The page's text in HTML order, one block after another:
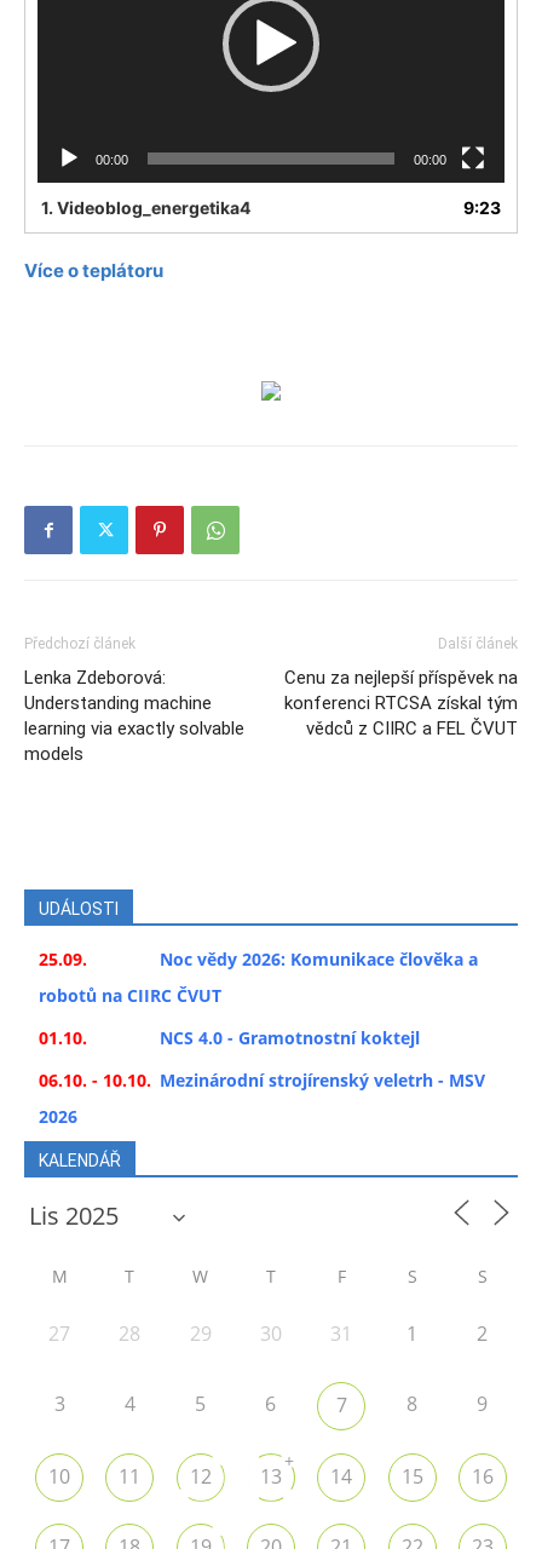
00:00 00:00
1. Videoblog_energetika4 9:23
Více o teplátoru
Předchozí článek
Lenka Zdeborová:
Understanding machine
learning via exactly solvable
models
Další článek
Cenu za nejlepší příspěvek na
konferenci RTCSA získal tým
vědců z CIIRC a FEL ČVUT
UDÁLOSTI
25.09.
Noc vědy 2026: Komunikace člověka a
robotů na CIIRC ČVUT
01.10.
NCS 4.0 - Gramotnostní koktejl
06.10. - 10.10. Mezinárodní strojírenský veletrh - MSV
2026
KALENDÁŘ
M T W T F S S
27 28 29 30 31 1 2
3 4 5 6 7 8 9
10 11 12 13
+
14 15 16